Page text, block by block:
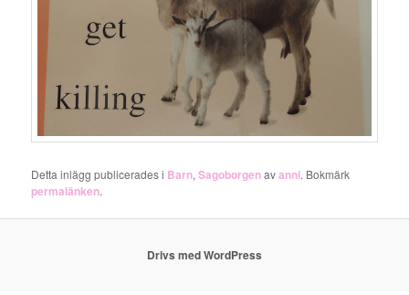
Detta inlägg publicerades i Barn,Sagoborgenavanni. Bokmärk
permalänken.
Drivs med WordPress